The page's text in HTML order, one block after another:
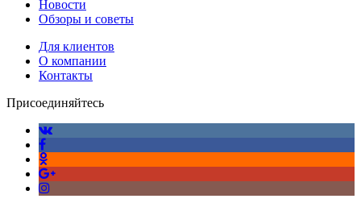
Новости
Обзоры и советы
Для клиентов
О компании
Контакты
Присоединяйтесь